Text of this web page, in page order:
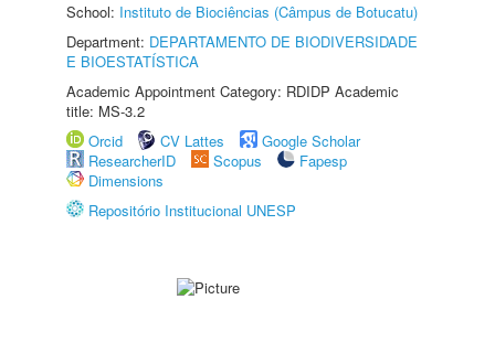
School: Instituto de Biociências (Câmpus de Botucatu)
Department: DEPARTAMENTO DE BIODIVERSIDADE
E BIOESTATÍSTICA
Academic Appointment Category: RDIDP Academic
title: MS-3.2
Orcid
CV Lattes
Google Scholar
ResearcherID
Scopus
Fapesp
Dimensions
Repositório Institucional UNESP